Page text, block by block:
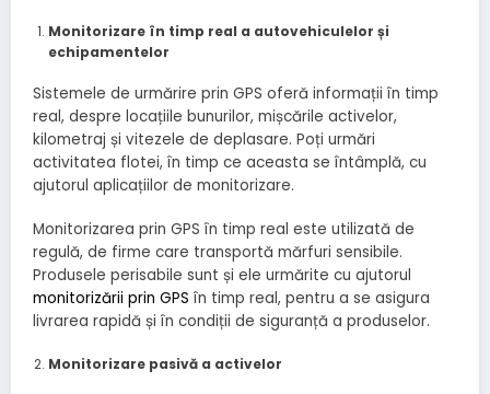
Monitorizare în timp real a autovehiculelor și
echipamentelor
Sistemele de urmărire prin GPS oferă informații în timp
real, despre locațiile bunurilor, mișcările activelor,
kilometraj și vitezele de deplasare. Poți urmări
activitatea flotei, în timp ce aceasta se întâmplă, cu
ajutorul aplicațiilor de monitorizare.
Monitorizarea prin GPS în timp real este utilizată de
regulă, de firme care transportă mărfuri sensibile.
Produsele perisabile sunt și ele urmărite cu ajutorul
monitorizării prin GPS în timp real, pentru a se asigura
livrarea rapidă și în condiții de siguranță a produselor.
Monitorizare pasivă a activelor